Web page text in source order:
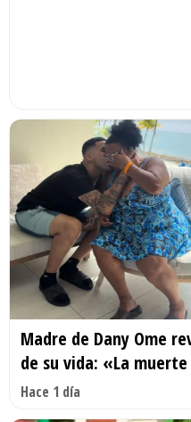
Madre de Dany Ome
de su vida: «La
Hace 1 día